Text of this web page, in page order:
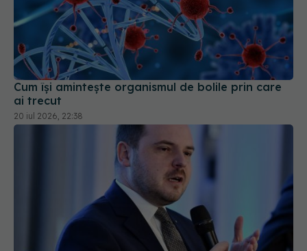
Cum își amintește organismul de bolile prin care
ai trecut
20 iul 2026, 22:38